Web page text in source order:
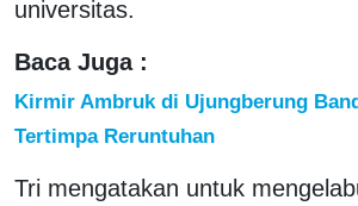
universitas.
Baca Juga :
Kirmir Ambruk di Ujungberung
Tertimpa Reruntuhan
Tri mengatakan untuk